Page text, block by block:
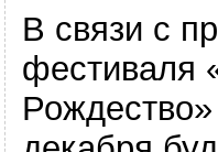
В связи с
фестиваля